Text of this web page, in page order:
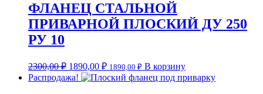
ФЛАНЕЦ СТАЛЬНОЙ
ПРИВАРНОЙ ПЛОСКИЙ ДУ 250
РУ 10
2300,00₽ 1890,00 ₽ 1890,00 ₽ В корзину
Распродажа!